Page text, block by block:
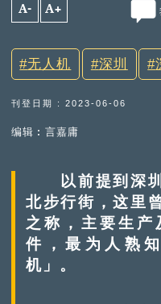
A- A+
无人机 深圳
刊登日期 : 2023-06-06
编辑︰言嘉庸
以前提到深圳
北步行街，这里
之称，主要生产
件，最为人熟
机」。